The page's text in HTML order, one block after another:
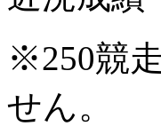
※250競
せん。